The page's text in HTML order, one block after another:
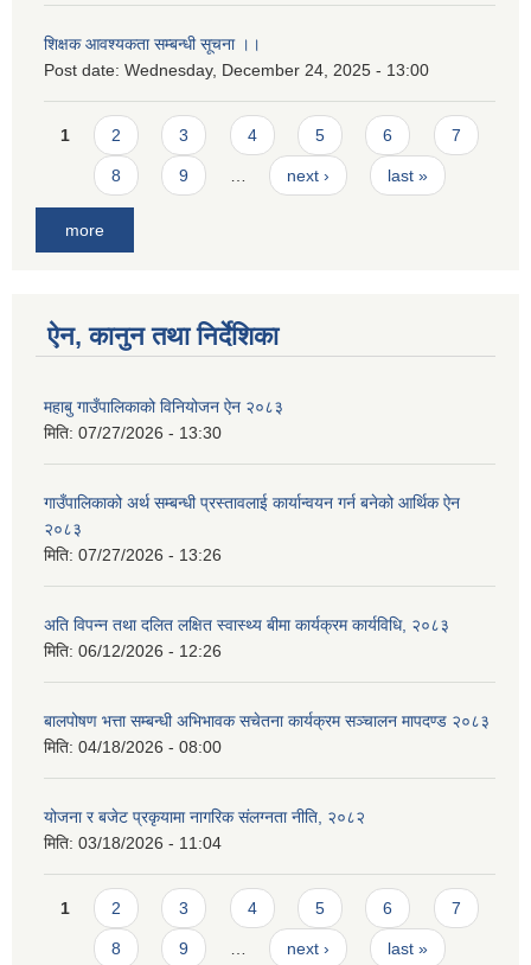
शिक्षक आवश्यकता सम्बन्धी सूचना ।।
Post date: Wednesday, December 24, 2025 - 13:00
Pages
1 2 3 4 5 6 7
8 9 next › last »
more
ऐन, कानुन तथा निर्देशिका
महाबु गाउँपालिकाको विनियोजन ऐन २०८३
मिति: 07/27/2026 - 13:30
गाउँपालिकाको अर्थ सम्बन्धी प्रस्तावलाई कार्यान्वयन गर्न बनेको आर्थिक ऐन
२०८३
मिति: 07/27/2026 - 13:26
अति विपन्न तथा दलित लक्षित स्वास्थ्य बीमा कार्यक्रम कार्यविधि, २०८३
मिति: 06/12/2026 - 12:26
बालपोषण भत्ता सम्बन्धी अभिभावक सचेतना कार्यक्रम सञ्चालन मापदण्ड २०८३
मिति: 04/18/2026 - 08:00
योजना र बजेट प्रकृयामा नागरिक संलग्नता नीति, २०८२
मिति: 03/18/2026 - 11:04
Pages
1 2 3 4 5 6 7
8 9 next › last »